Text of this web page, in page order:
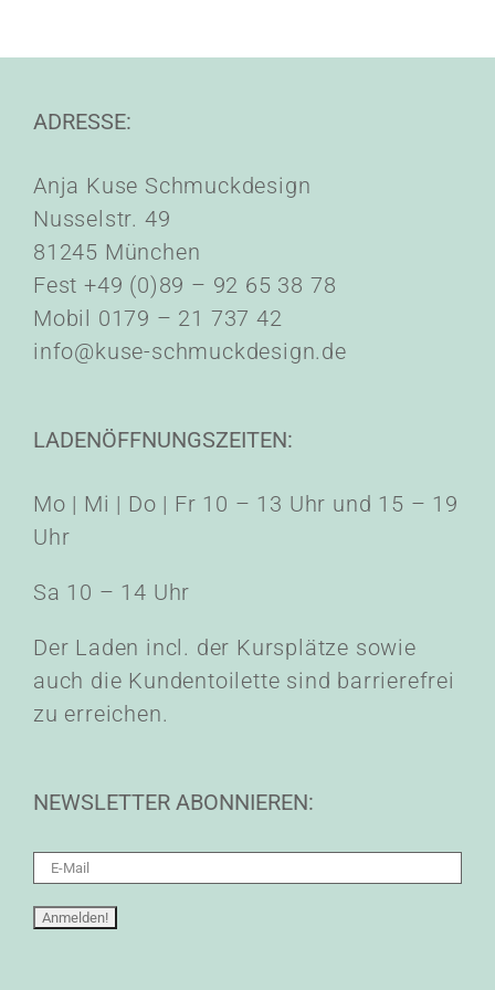
ADRESSE:
Anja Kuse Schmuckdesign
Nusselstr. 49
81245 München
Fest +49 (0)89 – 92 65 38 78
Mobil 0179 – 21 737 42
info@kuse-schmuckdesign.de
LADENÖFFNUNGSZEITEN:
Mo | Mi | Do | Fr 10 – 13 Uhr und 15 – 19
Uhr
Sa 10 – 14 Uhr
Der Laden incl. der Kursplätze sowie
auch die Kundentoilette sind barrierefrei
zu erreichen.
NEWSLETTER ABONNIEREN: